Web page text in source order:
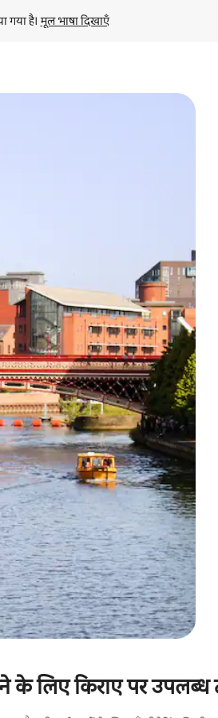
गया है। मूल भाषा दिखाएँ
करके एक्सप्लोर करें।
के लिए किराए पर उपलब्ध